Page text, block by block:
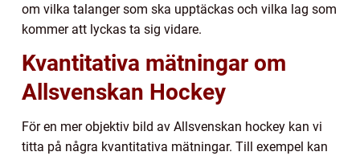
om vilka talanger som ska upptäckas och vilka lag som
kommer att lyckas ta sig vidare.
Kvantitativa mätningar om
Allsvenskan Hockey
För en mer objektiv bild av Allsvenskan hockey kan vi
titta på några kvantitativa mätningar. Till exempel kan